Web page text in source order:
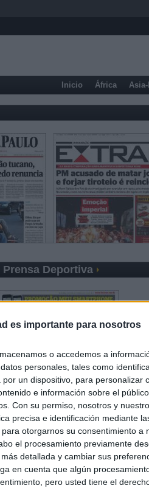
es importante para nosotros
o accedemos a
personales, tales como
un dispositivo, para personalizar
e información sobre el
Con su permiso, nosotros y
precisa e identificación mediante
otorgarnos su consentimiento a
el procesamiento previamente
detallada y cambiar sus
en cuenta que algún
pero usted tiene el
Inicio África
Prensa Deportiva